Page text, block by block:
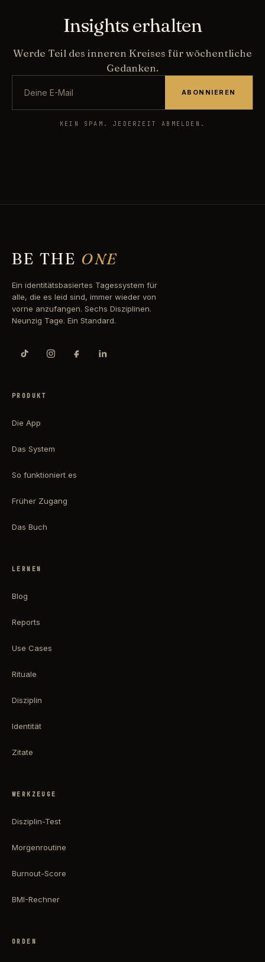
Insights erhalten
Werde Teil des inneren Kreises für wöchentliche
Gedanken.
ABONNIEREN
KEIN SPAM. JEDERZEIT ABMELDEN.
BE THE ONE
Ein identitätsbasiertes Tagessystem für
alle, die es leid sind, immer wieder von
vorne anzufangen. Sechs Disziplinen.
Neunzig Tage. Ein Standard.
PRODUKT
Die App
Das System
So funktioniert es
Früher Zugang
Das Buch
LERNEN
Blog
Reports
Use Cases
Rituale
Disziplin
Identität
Zitate
WERKZEUGE
Disziplin-Test
Morgenroutine
Burnout-Score
BMI-Rechner
ORDEN